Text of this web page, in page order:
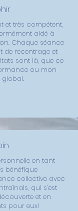
et très compétent,
aidé à
Chaque séance
de recentrage et
sont là, que ce
ou mon
global.
en tant
bénéfique
collective avec
qui s’est
et en
pour eux!